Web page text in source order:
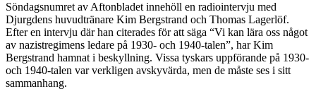
Söndagsnumret av Aftonbladet innehöll en radiointervju med
Djurgdens huvudtränare Kim Bergstrand och Thomas Lagerlöf.
Efter en intervju där han citerades för att säga “Vi kan lära oss något
av nazistregimens ledare på 1930- och 1940-talen”, har Kim
Bergstrand hamnat i beskyllning. Vissa tyskars uppförande på 1930-
och 1940-talen var verkligen avskyvärda, men de måste ses i sitt
sammanhang.